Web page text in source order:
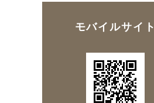
モバイルサイト